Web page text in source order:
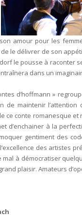
amour pour les
le délivrer de son
le pousse à raconter
dans un
d’hoffmann »
maintenir l’attention
conte romanesque et
d’enchainer à la
gentiment des
des artistes
mal à démocratiser
plaisir. Amateurs